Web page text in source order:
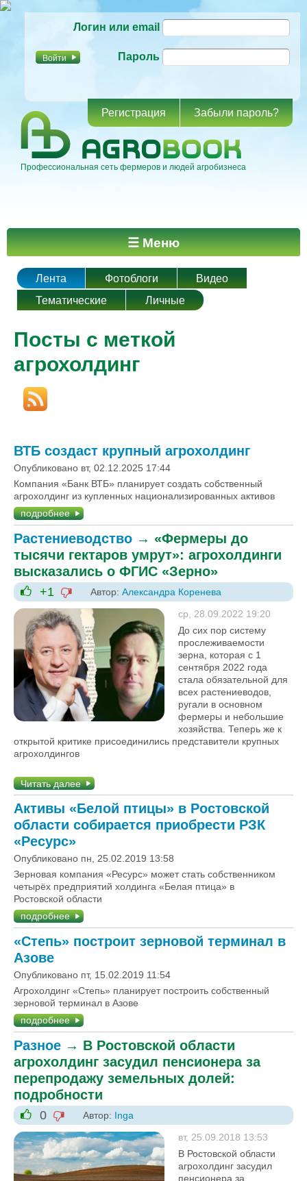
основному
Логин или email
Пароль
Регистрация Забыли пароль?
Профессиональная сеть фермеров и людей агробизнеса
Главное меню ☰ Меню
Лента Фотоблоги
Видео
Тематические
Личные
Посты с меткой
агрохолдинг
ВТБ создаст крупный агрохолдинг
Опубликовано вт, 02.12.2025 17:44
Компания «Банк ВТБ» планирует создать собственный
агрохолдинг из купленных национализированных активов
подробнее
Растениеводство → «Фермеры до
тысячи гектаров умрут»: агрохолдинги
высказались о ФГИС «Зерно»
+1
+1
-1
Автор: Александра Коренева
ср, 28.09.2022 19:20
До сих пор систему
прослеживаемости
зерна, которая с 1
сентября 2022 года
стала обязательной для
всех растениеводов,
ругали в основном
фермеры и небольшие
хозяйства. Теперь же к
открытой критике присоединились представители крупных
агрохолдингов
Читать далее
Активы «Белой птицы» в Ростовской
области собирается приобрести РЗК
«Ресурс»
Опубликовано пн, 25.02.2019 13:58
Зерновая компания «Ресурс» может стать собственником
четырёх предприятий холдинга «Белая птица» в
Ростовской области
подробнее
«Степь» построит зерновой терминал в
Азове
Опубликовано пт, 15.02.2019 11:54
Агрохолдинг «Степь» планирует построить собственный
зерновой терминал в Азове
подробнее
Разное → В Ростовской области
агрохолдинг засудил пенсионера за
перепродажу земельных долей:
подробности
+1
0
-1
Автор: Inga
вт, 25.09.2018 13:53
В Ростовской области
агрохолдинг засудил
пенсионера за